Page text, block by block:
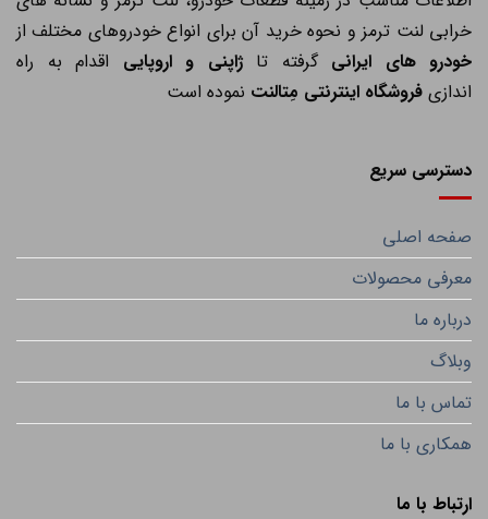
خرابی لنت ترمز و نحوه خرید آن برای انواع خودروهای مختلف از
خودرو های ایرانیگرفته تاژاپنی و اروپاییاقدام به راه
اندازیفروشگاه اینترنتی مِتالنتنموده است
دسترسی سریع
صفحه اصلی
معرفی محصولات
درباره ما
وبلاگ
تماس با ما
همکاری با ما
ارتباط با ما